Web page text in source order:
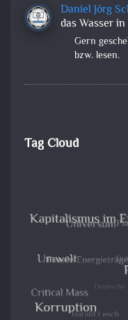
Daniel Jörg
das Wasser
Gern
bzw. lesen.
Tag Cloud